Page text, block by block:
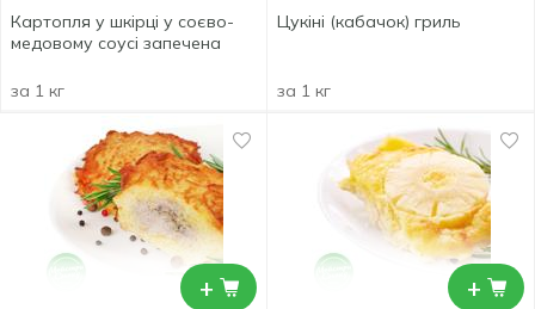
Картопля у шкірці у соєво-
медовому соусі запечена
за 1 кг
Цукіні (кабачок) гриль
за 1 кг
+ +